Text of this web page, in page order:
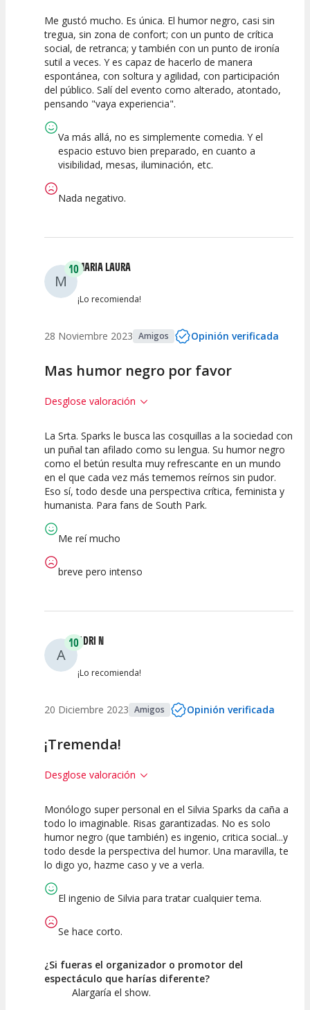
10
Calidad del
Espectáculo
10
Puesta en
Escena
10
Interpretación
artística
Me gustó mucho. Es única. El humor negro, casi sin
tregua, sin zona de confort; con un punto de crítica
social, de retranca; y también con un punto de ironía
sutil a veces. Y es capaz de hacerlo de manera
espontánea, con soltura y agilidad, con participación
del público. Salí del evento como alterado, atontado,
pensando "vaya experiencia".
Va más allá, no es simplemente comedia. Y el
espacio estuvo bien preparado, en cuanto a
visibilidad, mesas, iluminación, etc.
Nada negativo.
M
10MARIA LAURA
¡Lo recomienda!
28 Noviembre 2023 Amigos Opinión verificada
Mas humor negro por favor
Desglose valoración
10
Calidad del
Espectáculo
10
Puesta en
Escena
10
Interpretación
artística
La Srta. Sparks le busca las cosquillas a la sociedad con
un puñal tan afilado como su lengua. Su humor negro
como el betún resulta muy refrescante en un mundo
en el que cada vez más tememos reírnos sin pudor.
Eso sí, todo desde una perspectiva crítica, feminista y
humanista. Para fans de South Park.
Me reí mucho
breve pero intenso
A
10ADRI N
¡Lo recomienda!
20 Diciembre 2023 Amigos Opinión verificada
¡Tremenda!
Desglose valoración
10
Calidad del
Espectáculo
10
Puesta en
Escena
10
Interpretación
artística
Monólogo super personal en el Silvia Sparks da caña a
todo lo imaginable. Risas garantizadas. No es solo
humor negro (que también) es ingenio, critica social...y
todo desde la perspectiva del humor. Una maravilla, te
lo digo yo, hazme caso y ve a verla.
El ingenio de Silvia para tratar cualquier tema.
Se hace corto.
¿Si fueras el organizador o promotor del
espectáculo que harías diferente?
Alargaría el show.